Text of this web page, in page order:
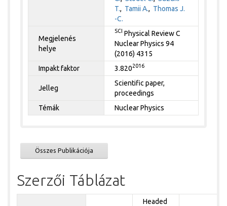
T., Tamii A., Thomas J.
-C.
Megjelenés
helye
SCI Physical Review C
Nuclear Physics 94
(2016) 4315
Impakt faktor
3.8202016
Jelleg
Scientific paper,
proceedings
Témák
Nuclear Physics
Összes Publikációja
Szerzői Táblázat
Headed